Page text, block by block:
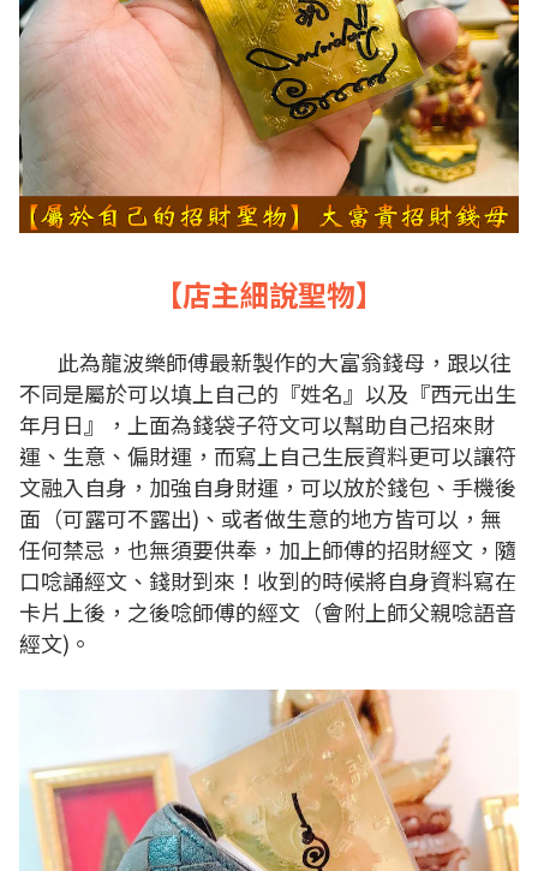
【店主細說聖物】
此為龍波樂師傅最新製作的大富翁錢母，跟以往
不同是屬於可以填上自己的『姓名』以及『西元出生
年月日』，上面為錢袋子符文可以幫助自己招來財
運、生意、偏財運，而寫上自己生辰資料更可以讓符
文融入自身，加強自身財運，可以放於錢包、手機後
面（可露可不露出)、或者做生意的地方皆可以，無
任何禁忌，也無須要供奉，加上師傅的招財經文，隨
口唸誦經文、錢財到來！收到的時候將自身資料寫在
卡片上後，之後唸師傅的經文（會附上師父親唸語音
經文)。